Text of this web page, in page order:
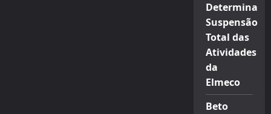
Determina
Suspensão
Total das
Atividades
da
Elmeco
Beto